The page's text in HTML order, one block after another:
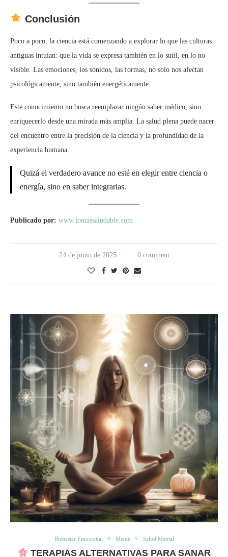
Conclusión
Poco a poco, la ciencia está comenzando a explorar lo que las culturas
antiguas intuían: que la vida se expresa también en lo sutil, en lo no
visible. Las emociones, los sonidos, las formas, no solo nos afectan
psicológicamente, sino también energéticamente.
Este conocimiento no busca reemplazar ningún saber médico, sino
enriquecerlo desde una mirada más amplia. La salud plena puede nacer
del encuentro entre la precisión de la ciencia y la profundidad de la
experiencia humana.
Quizá el verdadero avance no esté en elegir entre ciencia o
energía, sino en saber integrarlas.
Publicado por: www.lomassaludable.com
24 de junio de 2025 0 comment
Bienestar Emocional Mente Salud Mental
TERAPIAS ALTERNATIVAS PARA SANAR